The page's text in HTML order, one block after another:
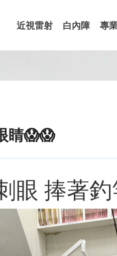
近視雷射 白內障 專
睛😱😱
眼 捧著